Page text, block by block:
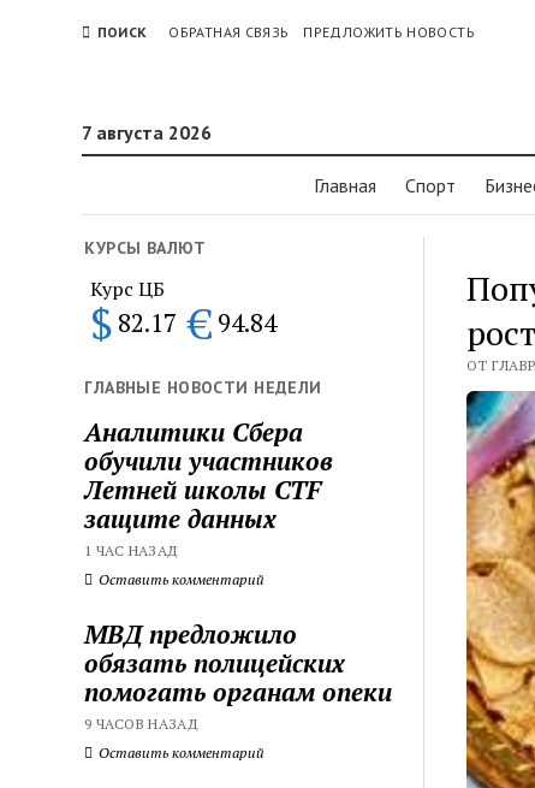
ПОИСК ОБРАТНАЯ СВЯЗЬ ПРЕДЛОЖИТЬ НОВОСТЬ
7 августа 2026
Главная Спорт
КУРСЫ ВАЛЮТ
Курс ЦБ
$ 82.17 € 94.84
ГЛАВНЫЕ НОВОСТИ НЕДЕЛИ
Аналитики Сбера
обучили участников
Летней школы CTF
защите данных
1 ЧАС НАЗАД
Оставить комментарий
МВД предложило
обязать полицейских
помогать органам опеки
9 ЧАСОВ НАЗАД
Оставить комментарий
ОТ